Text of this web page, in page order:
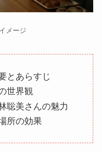
メージ
とあらすじ
世界観
聡美さんの魅力
所の効果